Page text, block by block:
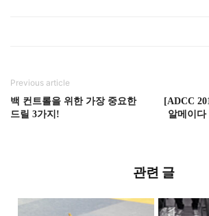
Previous article
백 컨트롤을 위한 가장 중요한
드릴 3가지!
[ADCC
알메이
관련 글